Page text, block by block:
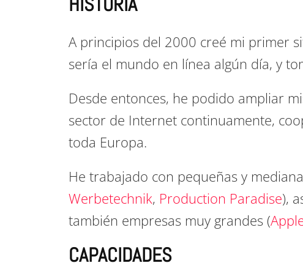
A principios del 2000 creé mi primer
sería el mundo en línea algún día, y
Desde entonces, he podido ampliar
sector de Internet continuamente,
toda Europa.
He trabajado con pequeñas y
Werbetechnik, Production Paradise),
también empresas muy grandes (
CAPACIDADES